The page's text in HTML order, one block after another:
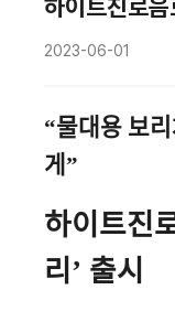
하이트진로음
2023-06-01
“물대용 보
게”
하이트진
리’ 출시